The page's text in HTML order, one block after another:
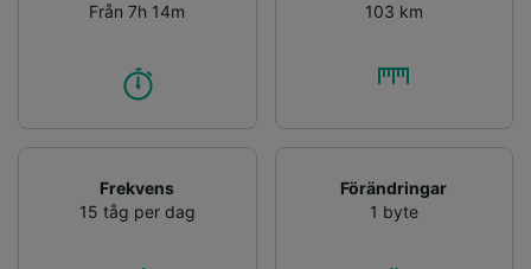
Från 7h 14m
103 km
Frekvens
15 tåg per dag
Förändringar
1 byte